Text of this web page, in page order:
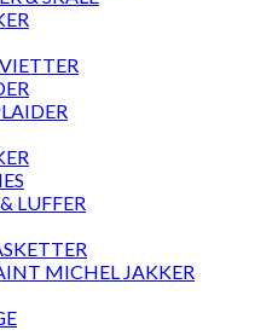
LUFFER
MICHEL JAKKER